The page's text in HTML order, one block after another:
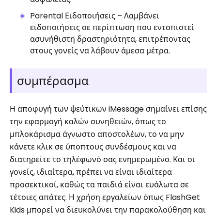
Parental Ειδοποιήσεις – Λαμβάνει
ειδοποιήσεις σε περίπτωση που εντοπιστεί
ασυνήθιστη δραστηριότητα, επιτρέποντας
στους γονείς να λάβουν άμεσα μέτρα.
συμπέρασμα
Η αποφυγή των ψεύτικων iMessage σημαίνει επίσης
την εφαρμογή καλών συνηθειών, όπως το
μπλοκάρισμα άγνωστο αποστολέων, το να μην
κάνετε κλικ σε ύποπτους συνδέσμους και να
διατηρείτε το τηλέφωνό σας ενημερωμένο. Και οι
γονείς, ιδιαίτερα, πρέπει να είναι ιδιαίτερα
προσεκτικοί, καθώς τα παιδιά είναι ευάλωτα σε
τέτοιες απάτες. Η χρήση εργαλείων όπως FlashGet
Kids μπορεί να διευκολύνει την παρακολούθηση και